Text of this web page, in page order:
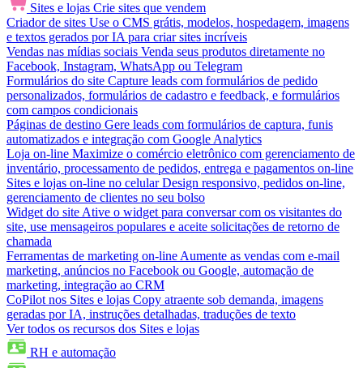
Sites e lojas Crie sites que vendem
Criador de sites Use o CMS grátis, modelos, hospedagem, imagens
e textos gerados por IA para criar sites incríveis
Vendas nas mídias sociais Venda seus produtos diretamente no
Facebook, Instagram, WhatsApp ou Telegram
Formulários do site Capture leads com formulários de pedido
personalizados, formulários de cadastro e feedback, e formulários
com campos condicionais
Páginas de destino Gere leads com formulários de captura, funis
automatizados e integração com Google Analytics
Loja on-line Maximize o comércio eletrônico com gerenciamento de
inventário, processamento de pedidos, entrega e pagamentos on-line
Sites e lojas on-line no celular Design responsivo, pedidos on-line,
gerenciamento de clientes no seu bolso
Widget do site Ative o widget para conversar com os visitantes do
site, use mensageiros populares e aceite solicitações de retorno de
chamada
Ferramentas de marketing on-line Aumente as vendas com e-mail
marketing, anúncios no Facebook ou Google, automação de
marketing, integração ao CRM
CoPilot nos Sites e lojas Copy atraente sob demanda, imagens
geradas por IA, instruções detalhadas, traduções de texto
Ver todos os recursos dos Sites e lojas
RH e automação